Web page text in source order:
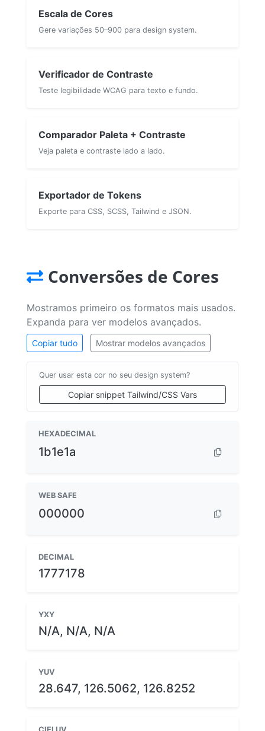
Escala de Cores
Gere variações 50–900 para design system.
Verificador de Contraste
Teste legibilidade WCAG para texto e fundo.
Comparador Paleta + Contraste
Veja paleta e contraste lado a lado.
Exportador de Tokens
Exporte para CSS, SCSS, Tailwind e JSON.
Conversões de Cores
Mostramos primeiro os formatos mais usados.
Expanda para ver modelos avançados.
Copiar tudo Mostrar modelos avançados
Quer usar esta cor no seu design system?
Copiar snippet Tailwind/CSS Vars
HEXADECIMAL
1b1e1a
WEB SAFE
000000
DECIMAL
1777178
YXY
N/A, N/A, N/A
YUV
28.647, 126.5062, 126.8252
CIELUV